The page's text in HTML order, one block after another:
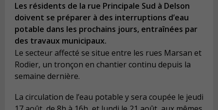
Les résidents de la rue Principale Sud à Delson
doivent se préparer à des interruptions d’eau
potable dans les prochains jours, entraînées par
des travaux municipaux.
Le secteur affecté se situe entre les rues Marsan et
Rodier, un tronçon en chantier continu depuis la
semaine dernière.
La circulation de l’eau potable y sera coupée le jeudi